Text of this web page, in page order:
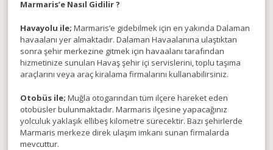
Marmaris’e Nasıl Gidilir ?
Havayolu ile; Marmaris’e gidebilmek için en yakında Dalaman
havaalanı yer almaktadır. Dalaman Havaalanına ulaştıktan
sonra şehir merkezine gitmek için havaalanı tarafından
hizmetinize sunulan Havaş şehir içi servislerini, toplu taşıma
araçlarını veya araç kiralama firmalarını kullanabilirsiniz.
Otobüs ile; Muğla otogarından tüm ilçere hareket eden
otobüsler bulunmaktadır. Marmaris ilçesine yapacağınız
yolculuk yaklaşık ellibeş kilometre sürecektir. Bazı şehirlerde
Marmaris merkeze direk ulaşım imkanı sunan firmalarda
mevcuttur.